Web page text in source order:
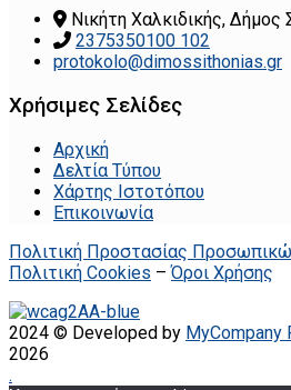
Νικήτη Χαλκιδικής, Δήμος
2375350100 102
protokolo@dimossithonias.gr
Χρήσιμες Σελίδες
Αρχική
Δελτία Τύπου
Χάρτης Ιστοτόπου
Επικοινωνία
Πολιτική Προστασίας
Πολιτική Cookies –Όροι Χρήσης
2024 © Developed by MyCompany
2026
.